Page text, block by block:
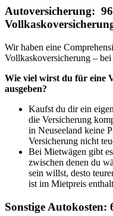
Autoversicherung:
Wir haben eine
Vollkaskoversicherung –
Wie viel wirst du für eine
ausgeben?
Kaufst du dir ein
die Versicherung
in Neuseeland keine
Versicherung nicht
Bei Mietwägen gibt
zwischen denen du
sein willst, desto
ist im Mietpreis
Sonstige Autokosten: